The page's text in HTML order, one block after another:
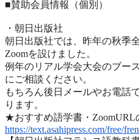
■賛助会員情報（個別）
・朝日出版社
朝日出版社では、昨年の秋季
Zoomを設けました。
例年のリアル学会大会のブー
にご相談ください。
もちろん後日メールやお電話
ります。
★おすすめ語学書・
https://text.asahipress.com/free/